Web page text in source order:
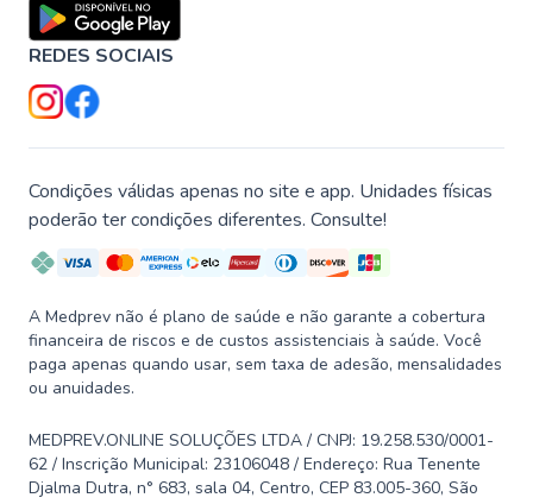
REDES SOCIAIS
Condições válidas apenas no site e app. Unidades físicas
poderão ter condições diferentes. Consulte!
A Medprev não é plano de saúde e não garante a cobertura
financeira de riscos e de custos assistenciais à saúde. Você
paga apenas quando usar, sem taxa de adesão, mensalidades
ou anuidades.
MEDPREV.ONLINE SOLUÇÕES LTDA / CNPJ: 19.258.530/0001-
62 / Inscrição Municipal: 23106048 / Endereço: Rua Tenente
Djalma Dutra, n° 683, sala 04, Centro, CEP 83.005-360, São